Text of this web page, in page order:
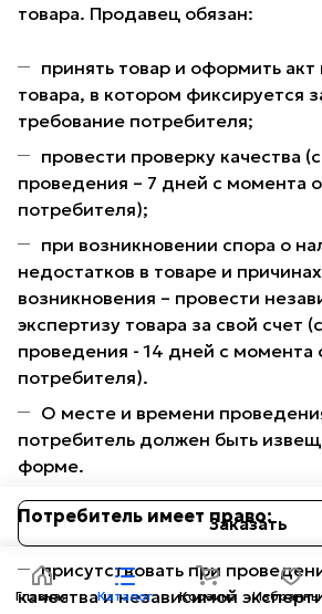
Заказать
товара. Продавец обязан:
принять товар и оформить
товара, в котором фиксируется
требование потребителя;
провести проверку качества
проведения – 7 дней с момента
потребителя);
при возникновении спора о
недостатков в товаре и
возникновения – провести
экспертизу товара за свой счет
проведения - 14 дней с
потребителя).
О месте и времени
потребитель должен быть
форме.
Потребитель имеет право:
присутствовать при
качества и независимой
Главная Каталог Корзина